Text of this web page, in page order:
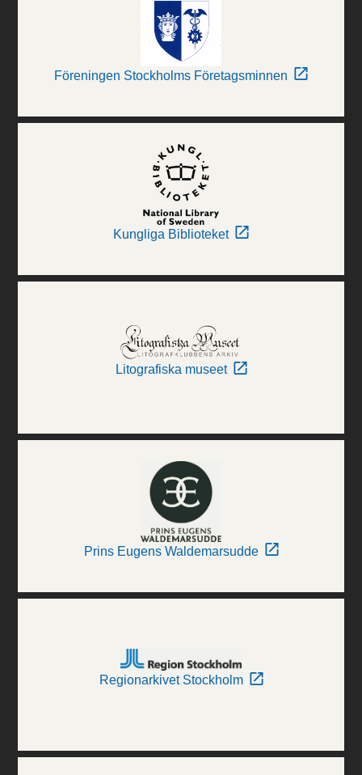
Föreningen Stockholms Företagsminnen
Kungliga Biblioteket
Litografiska museet
Prins Eugens Waldemarsudde
Regionarkivet Stockholm